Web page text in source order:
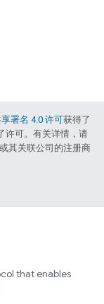
署名 4.0 许可获得了
许可。有关详情，请
其关联公司的注册商
that enables